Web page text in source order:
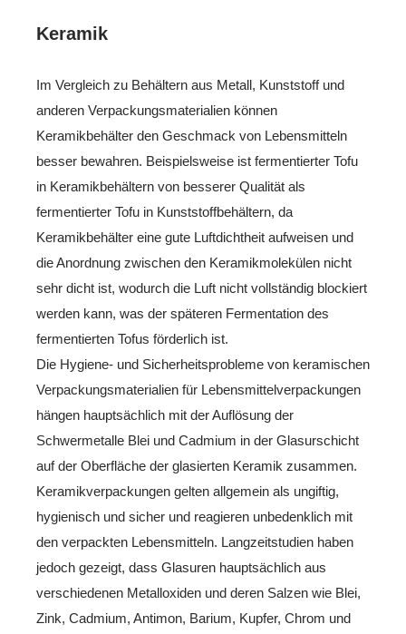
Keramik
Im Vergleich zu Behältern aus Metall, Kunststoff und
anderen Verpackungsmaterialien können
Keramikbehälter den Geschmack von Lebensmitteln
besser bewahren. Beispielsweise ist fermentierter Tofu
in Keramikbehältern von besserer Qualität als
fermentierter Tofu in Kunststoffbehältern, da
Keramikbehälter eine gute Luftdichtheit aufweisen und
die Anordnung zwischen den Keramikmolekülen nicht
sehr dicht ist, wodurch die Luft nicht vollständig blockiert
werden kann, was der späteren Fermentation des
fermentierten Tofus förderlich ist.
Die Hygiene- und Sicherheitsprobleme von keramischen
Verpackungsmaterialien für Lebensmittelverpackungen
hängen hauptsächlich mit der Auflösung der
Schwermetalle Blei und Cadmium in der Glasurschicht
auf der Oberfläche der glasierten Keramik zusammen.
Keramikverpackungen gelten allgemein als ungiftig,
hygienisch und sicher und reagieren unbedenklich mit
den verpackten Lebensmitteln. Langzeitstudien haben
jedoch gezeigt, dass Glasuren hauptsächlich aus
verschiedenen Metalloxiden und deren Salzen wie Blei,
Zink, Cadmium, Antimon, Barium, Kupfer, Chrom und